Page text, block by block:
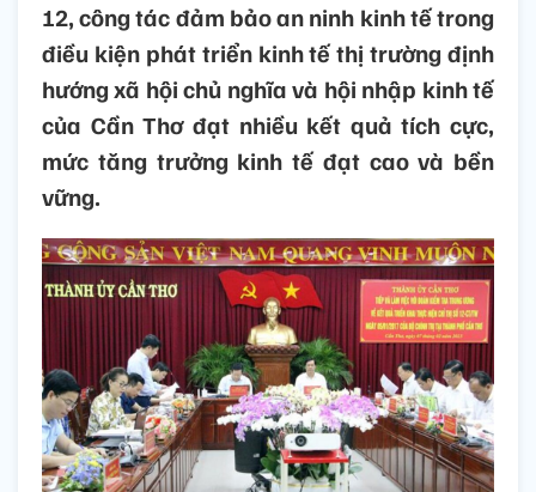
12, công tác đảm bảo an ninh kinh tế trong
điều kiện phát triển kinh tế thị trường định
hướng xã hội chủ nghĩa và hội nhập kinh tế
của Cần Thơ đạt nhiều kết quả tích cực,
mức tăng trưởng kinh tế đạt cao và bền
vững.